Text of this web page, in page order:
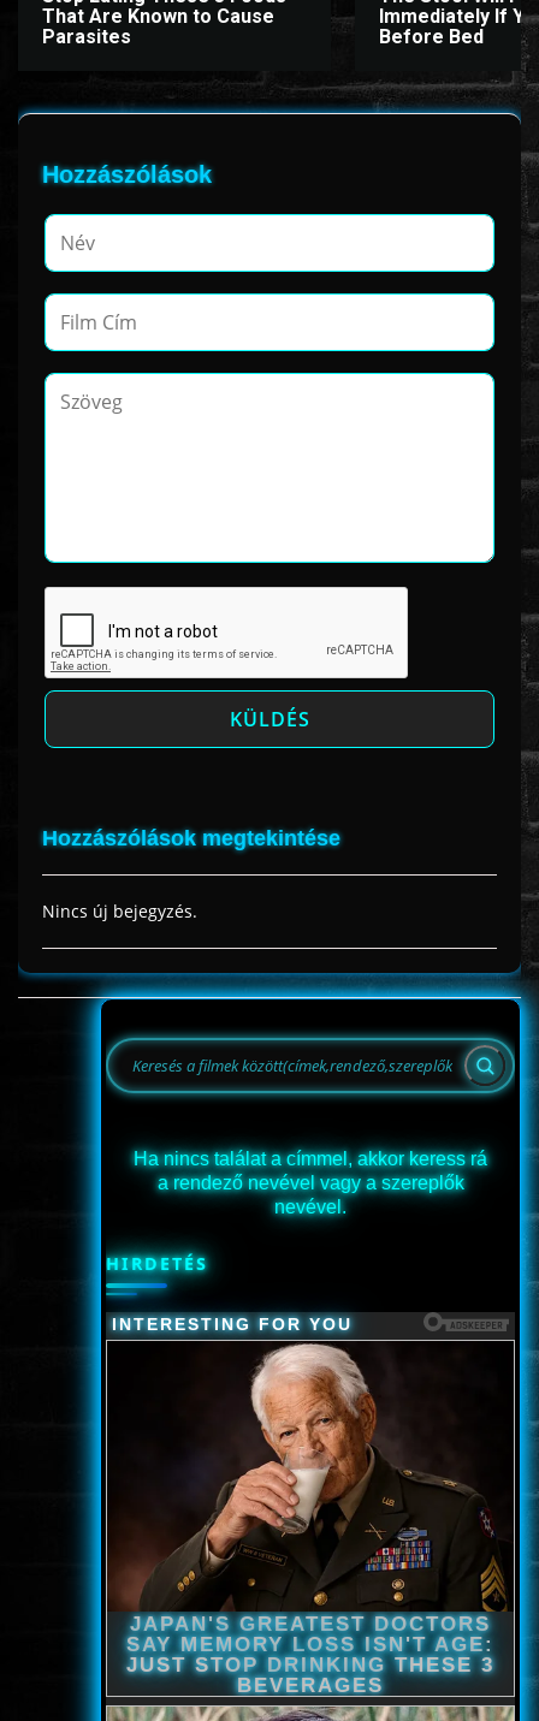
That Are Known to Cause
Parasites
Immediately If
Before Bed
Hozzászólások
Hozzászólások megtekintése
Nincs új bejegyzés.
Ha nincs találat a címmel, akkor keress rá
a rendező nevével vagy a szereplők
nevével.
HIRDETÉS